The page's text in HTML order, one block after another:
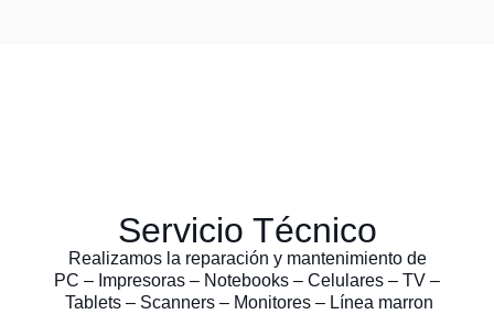
Servicio Técnico
Realizamos la reparación y mantenimiento de
PC – Impresoras – Notebooks – Celulares – TV –
Tablets – Scanners – Monitores – Línea marron